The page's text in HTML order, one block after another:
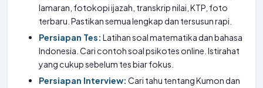
lamaran, fotokopi ijazah, transkrip nilai, KTP, foto
terbaru. Pastikan semua lengkap dan tersusun rapi.
Persiapan Tes: Latihan soal matematika dan bahasa
Indonesia. Cari contoh soal psikotes online. Istirahat
yang cukup sebelum tes biar fokus.
Persiapan Interview: Cari tahu tentang Kumon dan